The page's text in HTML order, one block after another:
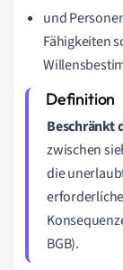
und
Fähigkeiten
Beschränkt
zwischen
die
BGB).